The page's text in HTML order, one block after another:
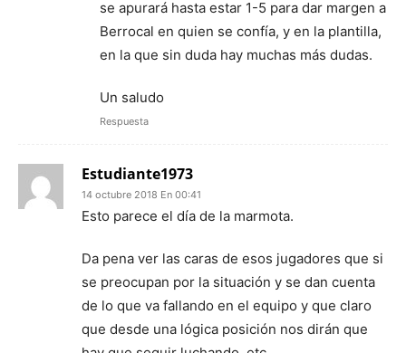
se apurará hasta estar 1-5 para dar margen a
Berrocal en quien se confía, y en la plantilla,
en la que sin duda hay muchas más dudas.
Un saludo
Respuesta
Estudiante1973
14 octubre 2018 En 00:41
Esto parece el día de la marmota.
Da pena ver las caras de esos jugadores que si
se preocupan por la situación y se dan cuenta
de lo que va fallando en el equipo y que claro
que desde una lógica posición nos dirán que